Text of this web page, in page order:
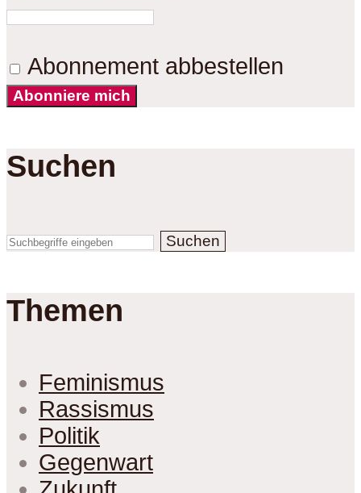
Abonnement abbestellen
Abonniere mich
Suchen
Suchen
Themen
Feminismus
Rassismus
Politik
Gegenwart